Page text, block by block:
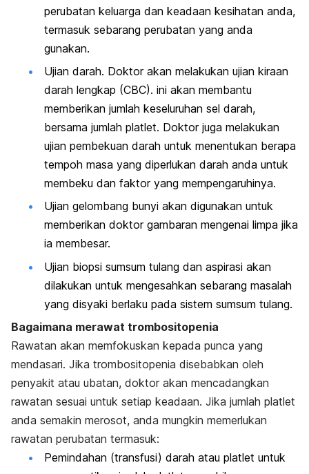
perubatan keluarga dan keadaan kesihatan anda,
termasuk sebarang perubatan yang anda
gunakan.
Ujian darah. Doktor akan melakukan ujian kiraan
darah lengkap (CBC). ini akan membantu
memberikan jumlah keseluruhan sel darah,
bersama jumlah platlet. Doktor juga melakukan
ujian pembekuan darah untuk menentukan berapa
tempoh masa yang diperlukan darah anda untuk
membeku dan faktor yang mempengaruhinya.
Ujian gelombang bunyi akan digunakan untuk
memberikan doktor gambaran mengenai limpa jika
ia membesar.
Ujian biopsi sumsum tulang dan aspirasi akan
dilakukan untuk mengesahkan sebarang masalah
yang disyaki berlaku pada sistem sumsum tulang.
Bagaimana merawat trombositopenia
Rawatan akan memfokuskan kepada punca yang
mendasari. Jika trombositopenia disebabkan oleh
penyakit atau ubatan, doktor akan mencadangkan
rawatan sesuai untuk setiap keadaan. Jika jumlah platlet
anda semakin merosot, anda mungkin memerlukan
rawatan perubatan termasuk:
Pemindahan (transfusi) darah atau platlet untuk